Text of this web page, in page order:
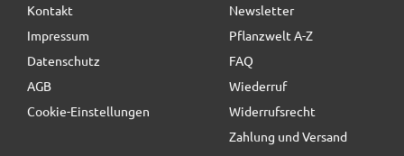
48,50 € *
Kontakt
Impressum
Datenschutz
AGB
Cookie-Einstellungen
Newsletter
Pflanzwelt A-Z
FAQ
Wiederruf
Widerrufsrecht
Zahlung und Versand